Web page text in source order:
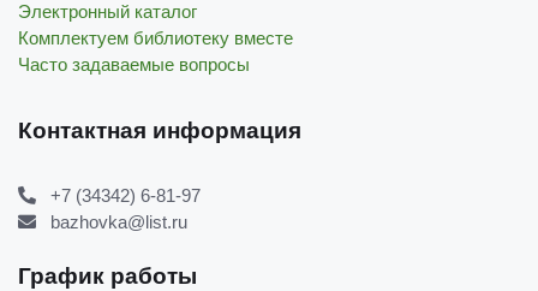
Электронный каталог
Комплектуем библиотеку вместе
Часто задаваемые вопросы
Контактная информация
+7 (34342) 6-81-97
bazhovka@list.ru
График работы